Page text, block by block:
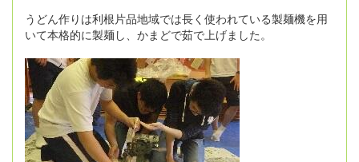
うどん作りは利根片品地域では長く使われている製麺機を用
いて本格的に製麺し、かまどで茹で上げました。